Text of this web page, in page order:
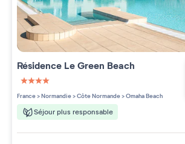
Résidence Le Green Beach
4 étoiles sur 5
France>Normandie>Côte Normande>Omaha Beach
Séjour plus responsable